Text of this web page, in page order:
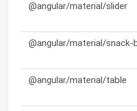
@angular/material/slider
@angular/material/snack-
@angular/material/table